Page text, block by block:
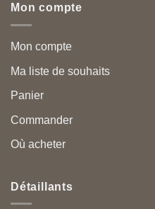
Mon compte
Mon compte
Ma liste de souhaits
Panier
Commander
Où acheter
Détaillants